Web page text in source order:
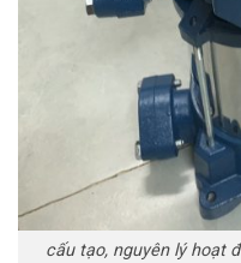
cấu tạo, nguyên lý hoạt